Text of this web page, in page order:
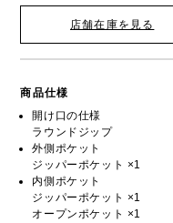
店舗在庫を見る
商品仕様
開け口の仕様
ラウンドジップ
外側ポケット
ジッパーポケット ×1
内側ポケット
ジッパーポケット ×1
オープンポケット ×1